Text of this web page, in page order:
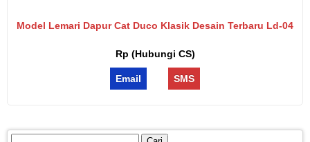
Model Lemari Dapur Cat Duco Klasik Desain Terbaru Ld-04
Rp (Hubungi CS)
Email SMS